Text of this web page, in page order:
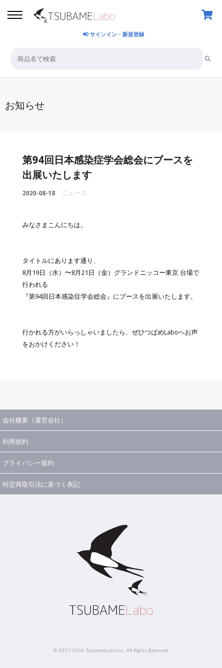
サインイン・新規登録
お知らせ
第94回日本感染症学会総会にブースを
出展いたします
2020-08-18 ニュース
みなさまこんにちは。
タイトルにあります通り、
8月19日（水）〜8月21日（金）グランドニッコー東京 台場で
行われる
『第94回日本感染症学会総会』にブースを出展いたします。
行かれる方がいらっしゃいましたら、ぜひつばめLaboへお声
をおかけください！
会社概要（運営会社）
利用規約
プライバシー規約
特定商取引法に基づく表記
© 2017-2026 TsubameLabo,Inc. All Rights Reserved.